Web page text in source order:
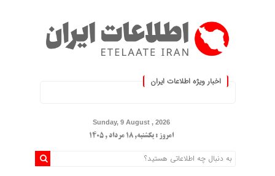
اخبار ویژه اطلاعات ایران
Sunday, 9 August , 2026
امروز : یکشنبه, ۱۸ مرداد , ۱۴۰۵